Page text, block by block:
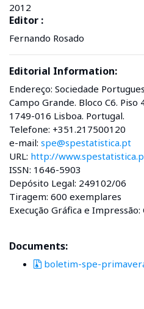
2012
Editor :
Fernando Rosado
Editorial Information:
Endereço: Sociedade
Campo Grande. Bloco C6. Piso
1749-016 Lisboa. Portugal.
Telefone: +351.217500120
e-mail: spe@spestatistica.pt
URL: http://
ISSN: 1646-5903
Depósito Legal: 249102/06
Tiragem: 600 exemplares
Execução Gráfica e
Documents:
boletim-spe-